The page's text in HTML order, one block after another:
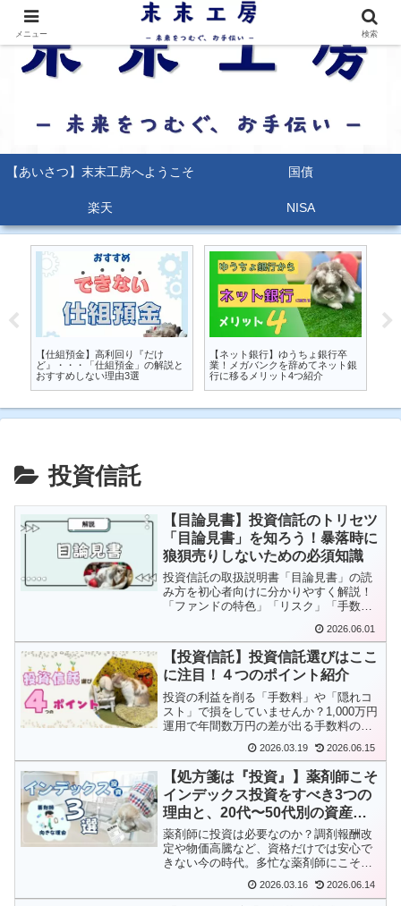
【あいさつ】末末工房へようこそ 国債
楽天 NISA
【仕組預金】高利回り『だけ
ど』・・・「仕組預金」の解説と
おすすめしない理由3選
【ネット銀行】ゆうちょ銀行卒
業！メガバンクを辞めてネット銀
行に移るメリット4つ紹介
投資信託
【目論見書】投資信託のトリセツ
「目論見書」を知ろう！暴落時に
狼狽売りしないための必須知識
投資信託の取扱説明書「目論見書」の読
み方を初心者向けに分かりやすく解説！
「ファンドの特色」「リスク」「手数
まとめました。目論見書を理解すれば、
株価暴落時にも狼狽売りせず冷静に対処
できるようになります。
2026.06.01
【投資信託】投資信託選びはここ
に注目！４つのポイント紹介
投資の利益を削る「手数料」や「隠れコ
スト」で損をしていませんか？1,000万円
運用で年間数万円の差が出る手数料の基
ック法など、賢い投資家が必ず見ている4
つの鉄則を公開。eMAXIS Slimなど人気
ファンドがなぜ優良と言われるのか、そ
の根拠がわかります。
2026.03.19 2026.06.15
【処方箋は『投資』】薬剤師こそ
インデックス投資をすべき3つの
理由と、20代〜50代別の資産運
用戦略
薬剤師に投資は必要なのか？調剤報酬改
定や物価高騰など、資格だけでは安心で
きない今の時代。多忙な薬剤師にこそ
底解説します。20代〜50代の年代別戦略
2026.03.16 2026.06.14
メニュー 検索